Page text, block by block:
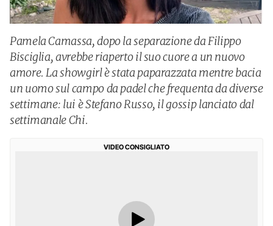
Pamela Camassa, dopo la separazione da Filippo
Bisciglia, avrebbe riaperto il suo cuore a un nuovo
amore. La showgirl è stata paparazzata mentre bacia
un uomo sul campo da padel che frequenta da diverse
settimane: lui è Stefano Russo, il gossip lanciato dal
settimanale Chi.
VIDEO CONSIGLIATO